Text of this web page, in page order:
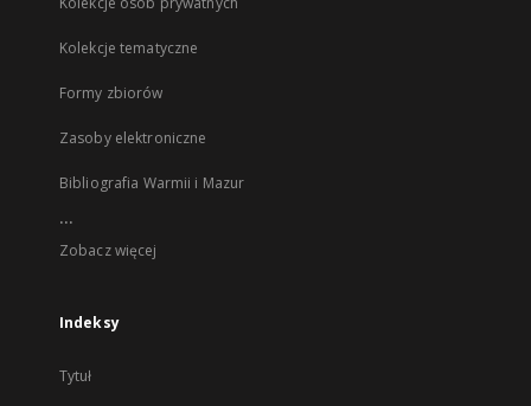
Kolekcje tematyczne
Formy zbiorów
Zasoby elektroniczne
Bibliografia Warmii i Mazur
...
Zobacz więcej
Indeksy
Tytuł